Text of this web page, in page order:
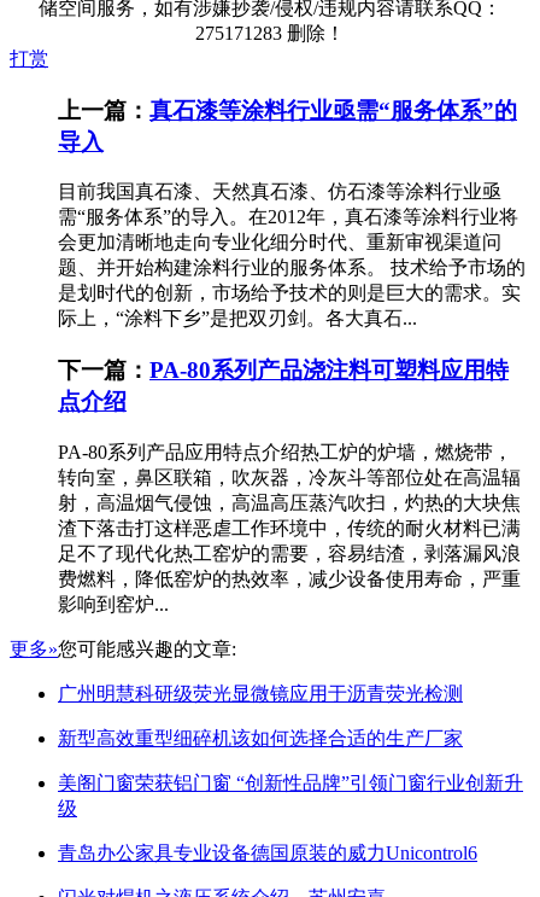
储空间服务，如有涉嫌抄袭/侵权/违规内容请联系QQ：
275171283 删除！
打赏
上一篇： 真石漆等涂料行业亟需“服务体系”的
导入
目前我国真石漆、天然真石漆、仿石漆等涂料行业亟
需“服务体系”的导入。在2012年，真石漆等涂料行业将
会更加清晰地走向专业化细分时代、重新审视渠道问
题、并开始构建涂料行业的服务体系。 技术给予市场的
是划时代的创新，市场给予技术的则是巨大的需求。实
际上，“涂料下乡”是把双刃剑。各大真石...
下一篇： PA-80系列产品浇注料可塑料应用特
点介绍
PA-80系列产品应用特点介绍热工炉的炉墙，燃烧带，
转向室，鼻区联箱，吹灰器，冷灰斗等部位处在高温辐
射，高温烟气侵蚀，高温高压蒸汽吹扫，灼热的大块焦
渣下落击打这样恶虐工作环境中，传统的耐火材料已满
足不了现代化热工窑炉的需要，容易结渣，剥落漏风浪
费燃料，降低窑炉的热效率，减少设备使用寿命，严重
影响到窑炉...
更多»您可能感兴趣的文章:
广州明慧科研级荧光显微镜应用于沥青荧光检测
新型高效重型细碎机该如何选择合适的生产厂家
美阁门窗荣获铝门窗 “创新性品牌”引领门窗行业创新升
级
青岛办公家具专业设备德国原装的威力Unicontrol6